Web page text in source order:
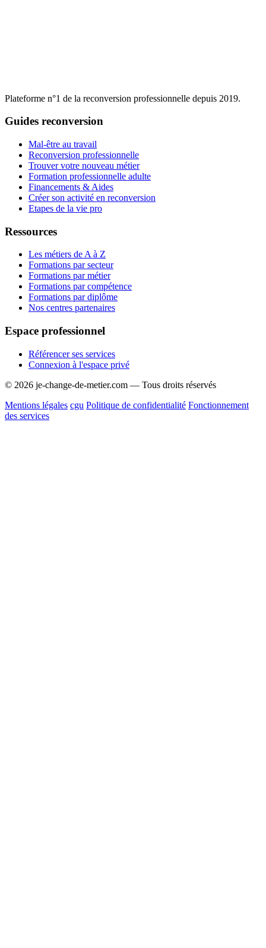
Plateforme n°1 de la reconversion professionnelle depuis 2019.
Guides reconversion
Mal-être au travail
Reconversion professionnelle
Trouver votre nouveau métier
Formation professionnelle adulte
Financements & Aides
Créer son activité en reconversion
Etapes de la vie pro
Ressources
Les métiers de A à Z
Formations par secteur
Formations par métier
Formations par compétence
Formations par diplôme
Nos centres partenaires
Espace professionnel
Référencer ses services
Connexion à l'espace privé
© 2026 je-change-de-metier.com — Tous droits réservés
Mentions légales cgu Politique de confidentialité Fonctionnement
des services